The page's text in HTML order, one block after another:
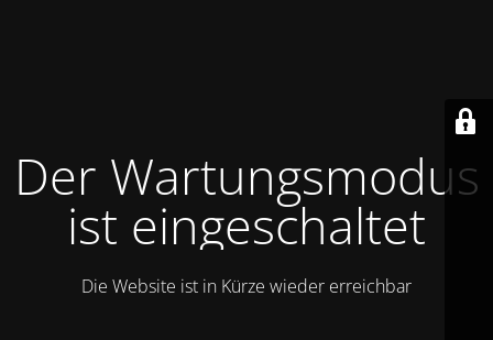
Der Wartungsmodus
ist eingeschaltet
Die Website ist in Kürze wieder erreichbar